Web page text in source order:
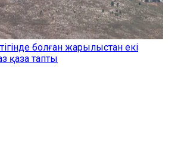
болған жарылыстан екі
қаза тапты